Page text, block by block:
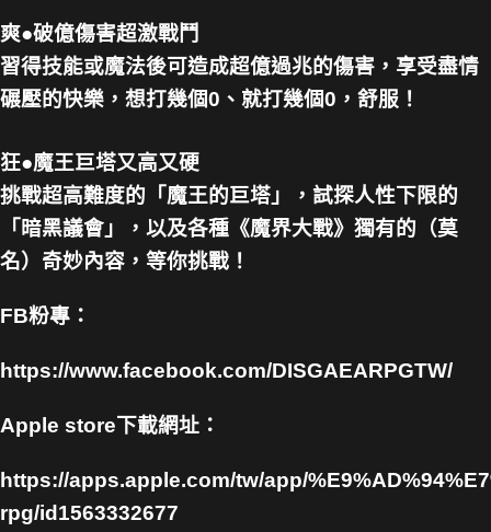
爽●破億傷害超激戰鬥
習得技能或魔法後可造成超億過兆的傷害，享受盡情
碾壓的快樂，想打幾個0、就打幾個0，舒服！
狂●魔王巨塔又高又硬
挑戰超高難度的「魔王的巨塔」，試探人性下限的
「暗黑議會」，以及各種《魔界大戰》獨有的（莫
名）奇妙內容，等你挑戰！
FB粉專：
https://www.facebook.com/DISGAEARPGTW/
Apple store下載網址：
https://apps.apple.com/tw/app/
rpg/id1563332677